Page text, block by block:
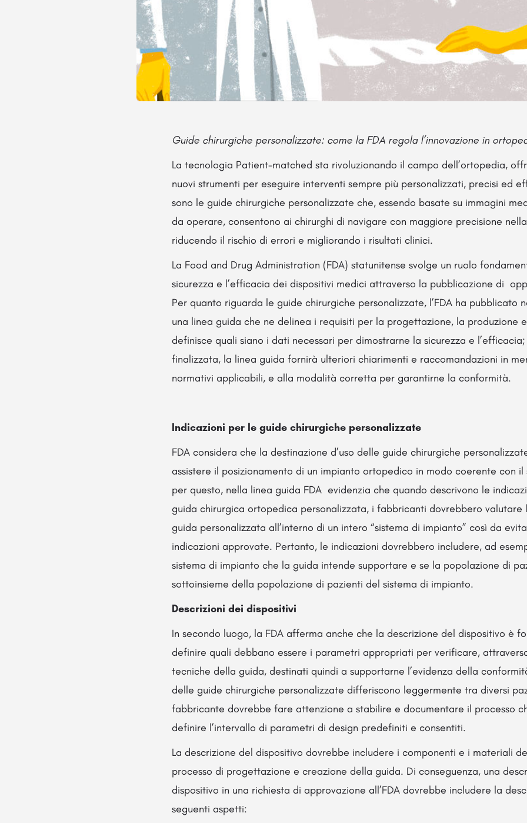
Guide chirurgiche personalizzate: come la FDA regola l’innovazione in
La tecnologia Patient-matched sta rivoluzionando il campo dell’ortopedia,
nuovi strumenti per eseguire interventi sempre più personalizzati, precisi ed
sono le guide chirurgiche personalizzate che, essendo basate su immagini
da operare, consentono ai chirurghi di navigare con maggiore precisione
riducendo il rischio di errori e migliorando i risultati clinici.
La Food and Drug Administration (FDA) statunitense svolge un ruolo
sicurezza e l’efficacia dei dispositivi medici attraverso la pubblicazione di
Per quanto riguarda le guide chirurgiche personalizzate, l’FDA ha pubblicato
una linea guida che ne delinea i requisiti per la progettazione, la produzione e
definisce quali siano i dati necessari per dimostrarne la sicurezza e
finalizzata, la linea guida fornirà ulteriori chiarimenti e raccomandazioni in
normativi applicabili, e alla modalità corretta per garantirne la conformità.
Indicazioni per le guide chirurgiche personalizzate
FDA considera che la destinazione d’uso delle guide chirurgiche
assistere il posizionamento di un impianto ortopedico in modo coerente con il
per questo, nella linea guida FDA evidenzia che quando descrivono le
guida chirurgica ortopedica personalizzata, i fabbricanti dovrebbero valutare
guida personalizzata all’interno di un intero “sistema di impianto” così da
indicazioni approvate. Pertanto, le indicazioni dovrebbero includere, ad
sistema di impianto che la guida intende supportare e se la popolazione di
sottoinsieme della popolazione di pazienti del sistema di impianto.
Descrizioni dei dispositivi
In secondo luogo, la FDA afferma anche che la descrizione del dispositivo è
definire quali debbano essere i parametri appropriati per verificare,
tecniche della guida, destinati quindi a supportarne l’evidenza della
delle guide chirurgiche personalizzate differiscono leggermente tra diversi
fabbricante dovrebbe fare attenzione a stabilire e documentare il processo
definire l’intervallo di parametri di design predefiniti e consentiti.
La descrizione del dispositivo dovrebbe includere i componenti e i materiali
processo di progettazione e creazione della guida. Di conseguenza, una
dispositivo in una richiesta di approvazione all’FDA dovrebbe includere la
seguenti aspetti: